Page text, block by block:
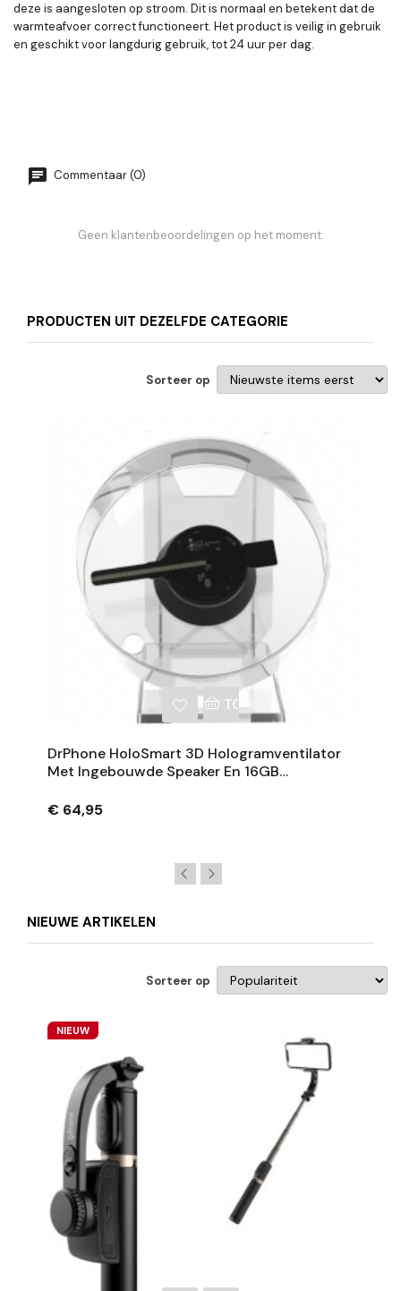
deze is aangesloten op stroom. Dit is normaal en betekent dat de
warmteafvoer correct functioneert. Het product is veilig in gebruik
en geschikt voor langdurig gebruik, tot 24 uur per dag.
Commentaar (0)
Geen klantenbeoordelingen op het moment.
PRODUCTEN UIT DEZELFDE CATEGORIE
Sorteer op
TOEVOEGEN AAN
DrPhone HoloSmart 3D Hologramventilator
Met Ingebouwde Speaker En 16GB
€ 64,95
NIEUWE ARTIKELEN
Sorteer op
NIEUW